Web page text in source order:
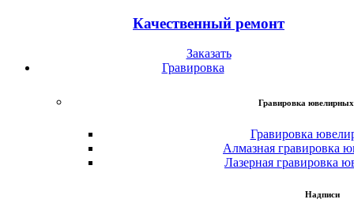
Качественный ремонт
Заказать
Гравировка
Гравировка ювелирных
Гравировка
Алмазная гравировка
Лазерная гравировка
Надписи